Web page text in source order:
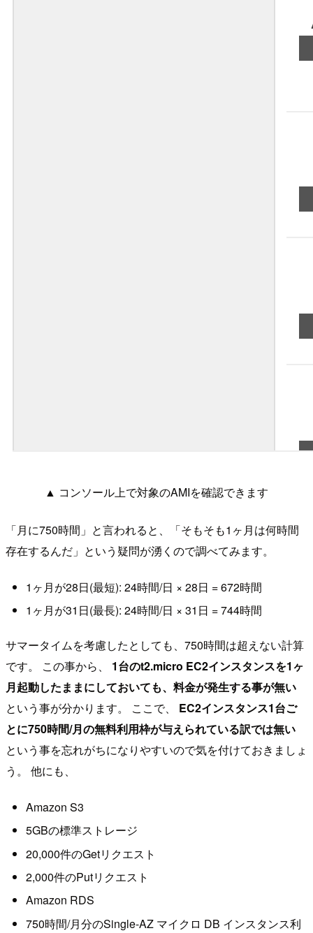
▲ コンソール上で対象のAMIを確認できます
「月に750時間」と言われると、「そもそも1ヶ月は何時間
存在するんだ」という疑問が湧くので調べてみます。
1ヶ月が28日(最短): 24時間/日 × 28日 = 672時間
1ヶ月が31日(最長): 24時間/日 × 31日 = 744時間
サマータイムを考慮したとしても、750時間は超えない計算
です。 この事から、 1台のt2.micro EC2インスタンスを1ヶ
月起動したままにしておいても、料金が発生する事が無い
という事が分かります。 ここで、 EC2インスタンス1台ご
とに750時間/月の無料利用枠が与えられている訳では無い
という事を忘れがちになりやすいので気を付けておきましょ
う。 他にも、
Amazon S3
5GBの標準ストレージ
20,000件のGetリクエスト
2,000件のPutリクエスト
Amazon RDS
750時間/月分のSingle-AZ マイクロ DB インスタンス利